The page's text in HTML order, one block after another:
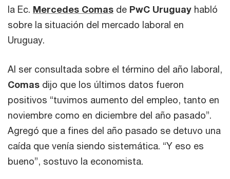
la Ec. Mercedes Comas de PwC Uruguay habló
sobre la situación del mercado laboral en
Uruguay.
Al ser consultada sobre el término del año laboral,
Comas dijo que los últimos datos fueron
positivos “tuvimos aumento del empleo, tanto en
noviembre como en diciembre del año pasado”.
Agregó que a fines del año pasado se detuvo una
caída que venía siendo sistemática. “Y eso es
bueno”, sostuvo la economista.